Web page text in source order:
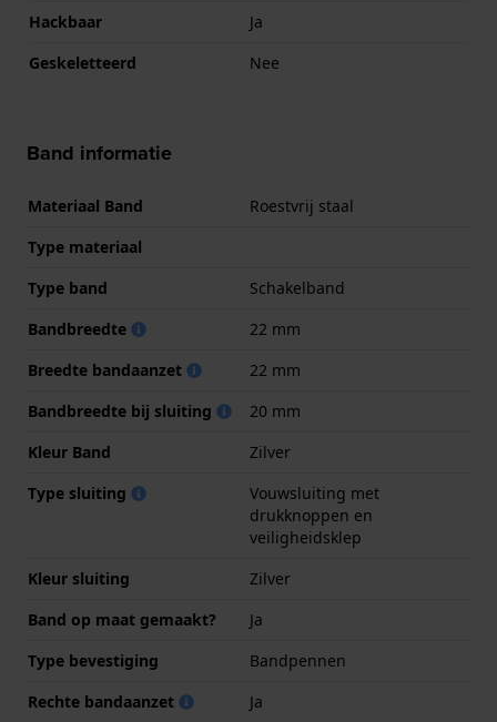
Hackbaar
Ja
Geskeletteerd
Nee
Band informatie
Materiaal Band
Roestvrij staal
Type materiaal
Type band
Schakelband
Bandbreedte
22 mm
Breedte bandaanzet
22 mm
Bandbreedte bij sluiting
20 mm
Kleur Band
Zilver
Type sluiting
Vouwsluiting met
drukknoppen en
veiligheidsklep
Kleur sluiting
Zilver
Band op maat gemaakt?
Ja
Type bevestiging
Bandpennen
Rechte bandaanzet
Ja